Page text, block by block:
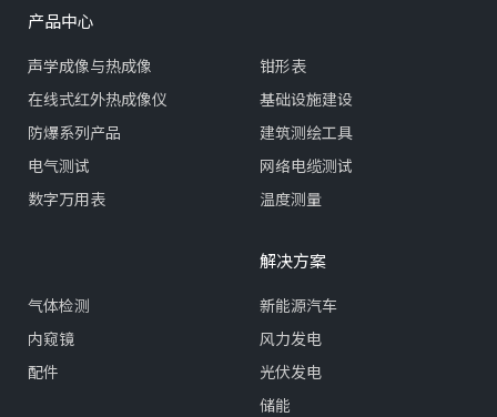
产品中心
声学成像与热成像
在线式红外热成像仪
防爆系列产品
电气测试
数字万用表
钳形表
基础设施建设
建筑测绘工具
网络电缆测试
温度测量
气体检测
内窥镜
配件
解决方案
新能源汽车
风力发电
光伏发电
储能